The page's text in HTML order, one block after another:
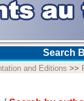
Search
and Editions >>